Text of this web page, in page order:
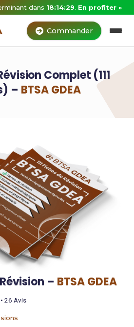
dans 18:14:28. En profiter »
Commander
Complet (111
– BTSA GDEA
– BTSA GDEA
26 Avis